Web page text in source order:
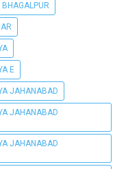
E
JAHANABAD
JAHANABAD
JAHANABAD